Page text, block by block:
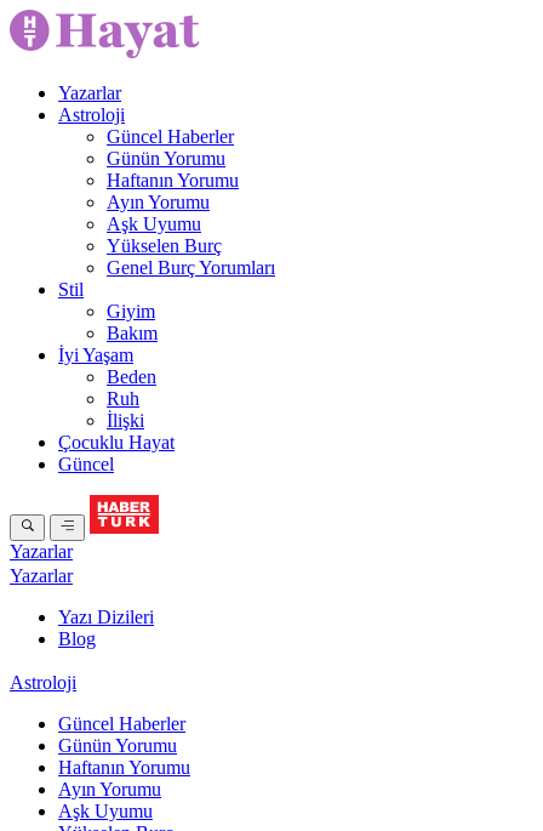
Yazarlar
Astroloji
Güncel Haberler
Günün Yorumu
Haftanın Yorumu
Ayın Yorumu
Aşk Uyumu
Yükselen Burç
Genel Burç Yorumları
Stil
Giyim
Bakım
İyi Yaşam
Beden
Ruh
İlişki
Çocuklu Hayat
Güncel
Yazarlar
Yazarlar
Yazı Dizileri
Blog
Astroloji
Güncel Haberler
Günün Yorumu
Haftanın Yorumu
Ayın Yorumu
Aşk Uyumu